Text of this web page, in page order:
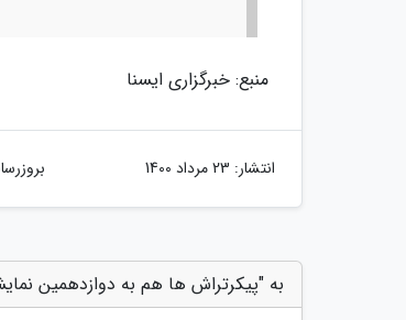
منبع: خبرگزاری ایسنا
انتشار: 23 مرداد 1400
به "پیکرتراش ها هم به دوازدهمین